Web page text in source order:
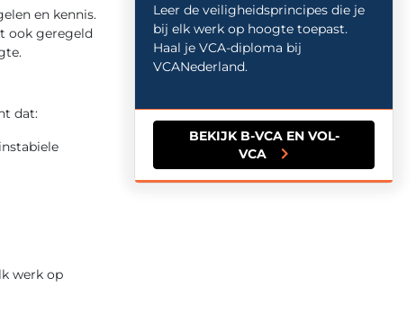
en kennis.
ook geregeld
dat:
werk op
Leer de veiligheidsprincipes die je
bij elk werk op hoogte toepast.
Haal je VCA-diploma bij
VCANederland.
BEKIJK B-VCA EN VOL-
VCA